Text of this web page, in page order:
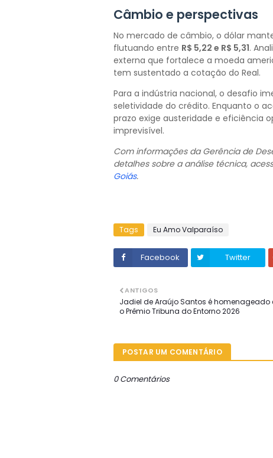
Câmbio e perspectivas
No mercado de câmbio, o dólar
flutuando entre R$ 5,22 e R$ 5,31.
externa que fortalece a moeda
tem sustentado a cotação do Real.
Para a indústria nacional, o desafio
seletividade do crédito. Enquanto o
prazo exige austeridade e eficiência
imprevisível.
Com informações da Gerência de
detalhes sobre a análise técnica,
Goiás.
Tags Eu Amo Valparaíso
Facebook Twitter
ANTIGOS
Jadiel de Araújo Santos é homenageado
o Prêmio Tribuna do Entorno 2026
POSTAR UM COMENTÁRIO
0 Comentários